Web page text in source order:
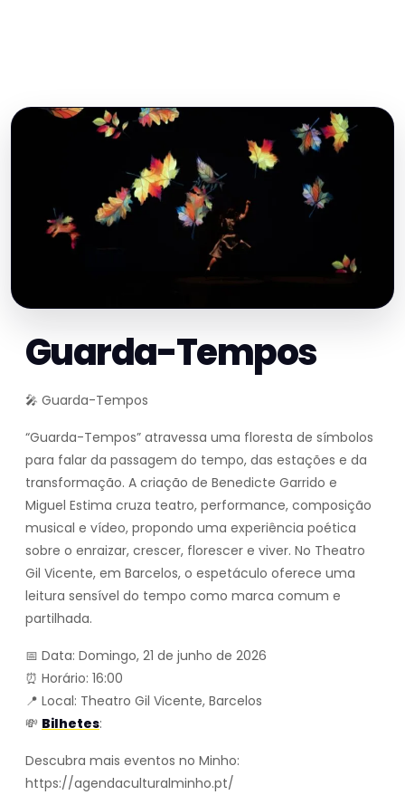
Guarda-Tempos
🎤 Guarda-Tempos
“Guarda-Tempos” atravessa uma floresta de símbolos
para falar da passagem do tempo, das estações e da
transformação. A criação de Benedicte Garrido e
Miguel Estima cruza teatro, performance, composição
musical e vídeo, propondo uma experiência poética
sobre o enraizar, crescer, florescer e viver. No Theatro
Gil Vicente, em Barcelos, o espetáculo oferece uma
leitura sensível do tempo como marca comum e
partilhada.
📅 Data: Domingo, 21 de junho de 2026
⏰ Horário: 16:00
📍 Local: Theatro Gil Vicente, Barcelos
💸 Bilhetes:
Descubra mais eventos no Minho:
https://agendaculturalminho.pt/